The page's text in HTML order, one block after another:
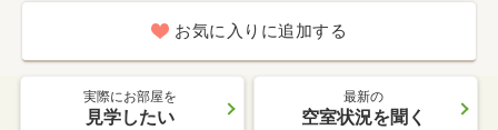
お気に入りに追加する
実際にお部屋を
見学したい
最新の
空室状況を聞く